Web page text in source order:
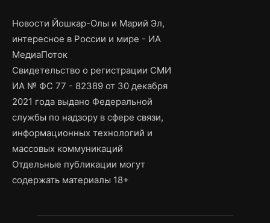
Новости Йошкар-Олы и Марий Эл,
интересное в России и мире - ИА
МедиаПоток
Свидетельство о регистрации СМИ
ИА № ФС 77 - 82389 от 30 декабря
2021 года выдано Федеральной
службы по надзору в сфере связи,
информационных технологий и
массовых коммуникаций
Отдельные публикации могут
содержать материалы 18+